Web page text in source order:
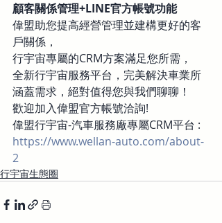
顧客關係管理+LINE官方帳號功能
偉盟助您提高經營管理並建構更好的客
戶關係，
行宇宙專屬的CRM方案滿足您所需，
全新行宇宙服務平台，完美解決車業所
涵蓋需求，絕對值得您與我們聊聊！
歡迎加入偉盟官方帳號洽詢!
偉盟行宇宙-汽車服務廠專屬CRM平台 :
https://www.wellan-auto.com/about-
2
行宇宙生態圈